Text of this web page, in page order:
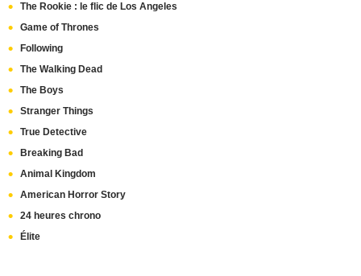
The Rookie : le flic de Los Angeles
Game of Thrones
Following
The Walking Dead
The Boys
Stranger Things
True Detective
Breaking Bad
Animal Kingdom
American Horror Story
24 heures chrono
Élite